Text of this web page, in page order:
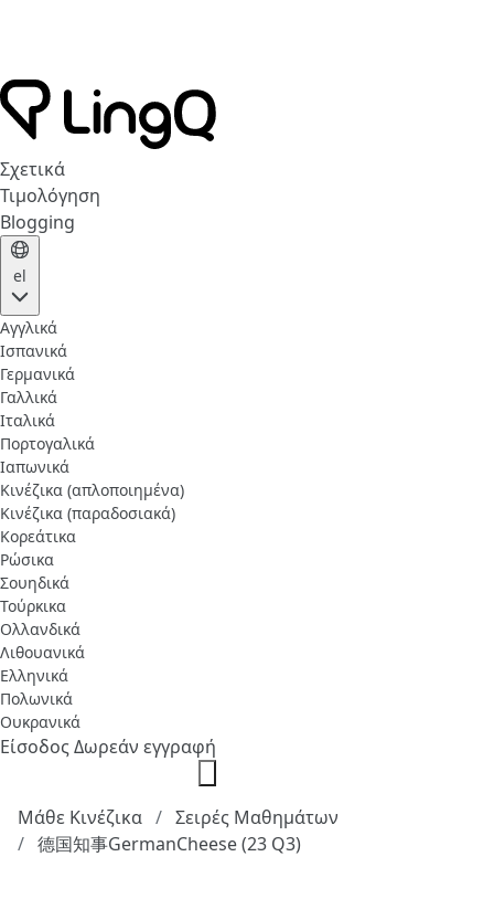
Σχετικά
Τιμολόγηση
Blogging
el
Αγγλικά
Ισπανικά
Γερμανικά
Γαλλικά
Ιταλικά
Πορτογαλικά
Ιαπωνικά
Κινέζικα (απλοποιημένα)
Κινέζικα (παραδοσιακά)
Κορεάτικα
Ρώσικα
Σουηδικά
Τούρκικα
Ολλανδικά
Λιθουανικά
Ελληνικά
Πολωνικά
Ουκρανικά
ΕίσοδοςΔωρεάν εγγραφή
Μάθε Κινέζικα
Σειρές Μαθημάτων
德国知事GermanCheese (23 Q3)